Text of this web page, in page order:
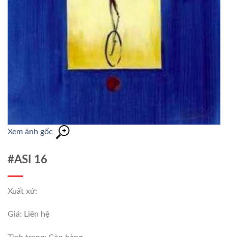
Xem ảnh gốc
#ASI 16
Xuất xứ:
Giá: Liên hệ